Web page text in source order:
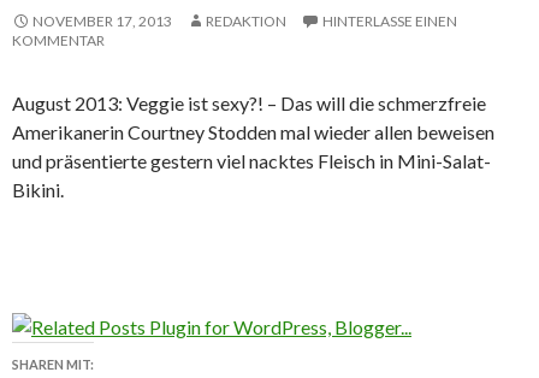
NOVEMBER 17, 2013 REDAKTION
HINTERLASSE EINEN
KOMMENTAR
August 2013: Veggie ist sexy?! – Das will die schmerzfreie
Amerikanerin Courtney Stodden mal wieder allen beweisen
und präsentierte gestern viel nacktes Fleisch in Mini-Salat-
Bikini.
SHAREN MIT: